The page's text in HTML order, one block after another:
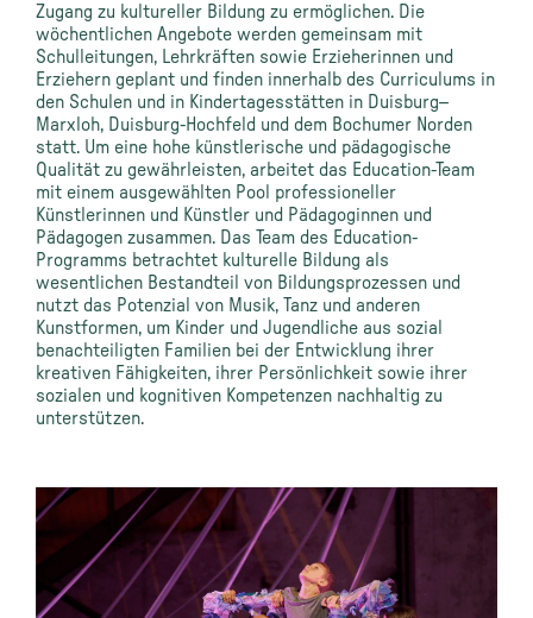
Zugang zu kultureller Bildung zu ermöglichen. Die
wöchentlichen Angebote werden gemeinsam mit
Schulleitungen, Lehrkräften sowie Erzieherinnen und
Erziehern geplant und finden innerhalb des Curriculums in
den Schulen und in Kindertagesstätten in Duisburg–
Marxloh, Duisburg-Hochfeld und dem Bochumer Norden
statt. Um eine hohe künstlerische und pädagogische
Qualität zu gewährleisten, arbeitet das Education-Team
mit einem ausgewählten Pool professioneller
Künstlerinnen und Künstler und Pädagoginnen und
Pädagogen zusammen. Das Team des Education-
Programms betrachtet kulturelle Bildung als
wesentlichen Bestandteil von Bildungsprozessen und
nutzt das Potenzial von Musik, Tanz und anderen
Kunstformen, um Kinder und Jugendliche aus sozial
benachteiligten Familien bei der Entwicklung ihrer
kreativen Fähigkeiten, ihrer Persönlichkeit sowie ihrer
sozialen und kognitiven Kompetenzen nachhaltig zu
unterstützen.